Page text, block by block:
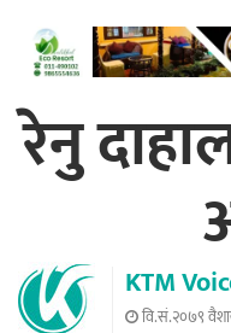
रेनु
KTM
वि.सं.२०७९